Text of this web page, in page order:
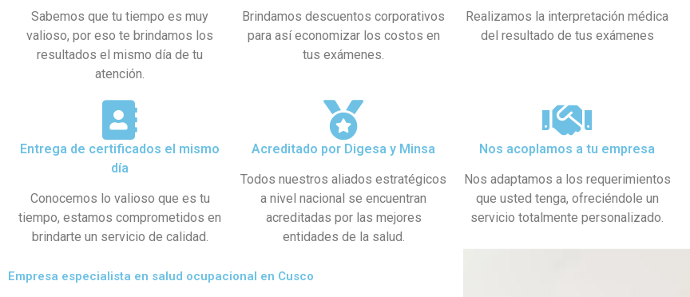
Sabemos que tu tiempo es muy
valioso, por eso te brindamos los
resultados el mismo día de tu
atención.
Brindamos descuentos corporativos
para así economizar los costos en
tus exámenes.
Realizamos la interpretación médica
del resultado de tus exámenes
Entrega de certificados el mismo
día
Conocemos lo valioso que es tu
tiempo, estamos comprometidos en
brindarte un servicio de calidad.
Acreditado por Digesa y Minsa​
Todos nuestros aliados estratégicos
a nivel nacional se encuentran
acreditadas por las mejores
entidades de la salud.
Nos acoplamos a tu empresa
Nos adaptamos a los requerimientos
que usted tenga, ofreciéndole un
servicio totalmente personalizado.
Empresa especialista en salud ocupacional en Cusco